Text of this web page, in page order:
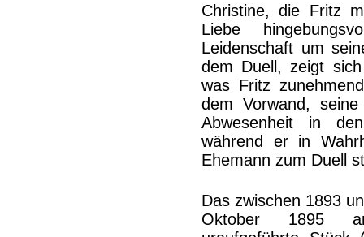
Christine, die Fritz
Liebe
Leidenschaft um
dem Duell, zeigt
was Fritz
dem Vorwand,
Abwesenheit in
während er in
Ehemann zum Duell
Das zwischen 1893
Oktober 1895